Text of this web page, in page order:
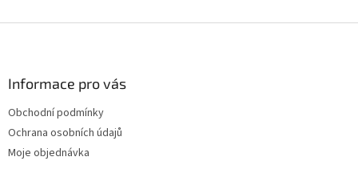
Informace pro vás
Obchodní podmínky
Ochrana osobních údajů
Moje objednávka